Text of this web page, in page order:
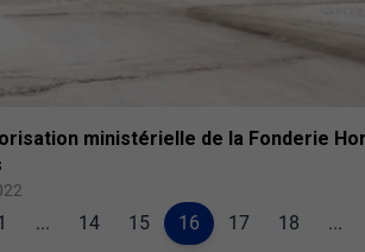
ministérielle de la Fonderie
... 14 15 16 17 18 ...